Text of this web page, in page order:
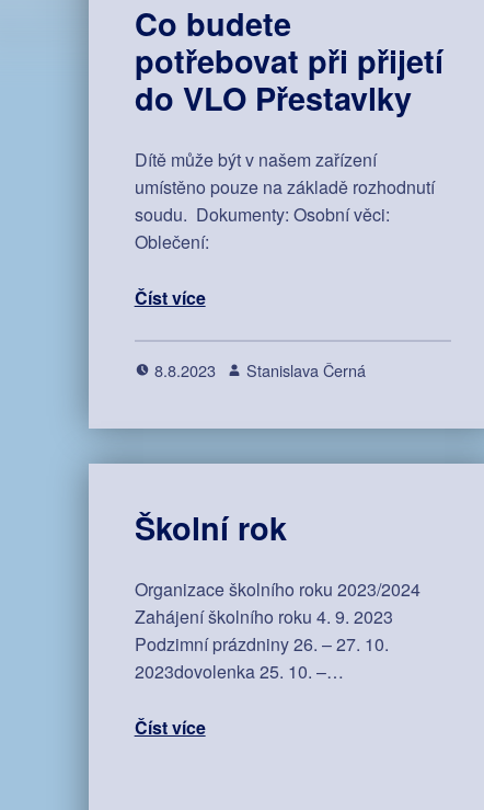
Co budete
potřebovat při přijetí
do VLO Přestavlky
Dítě může být v našem zařízení
umístěno pouze na základě rozhodnutí
soudu. Dokumenty: Osobní věci:
Oblečení:
Číst více
8.8.2023 Stanislava Černá
Školní rok
Organizace školního roku 2023/2024
Zahájení školního roku 4. 9. 2023
Podzimní prázdniny 26. – 27. 10.
2023dovolenka 25. 10. –…
Číst více